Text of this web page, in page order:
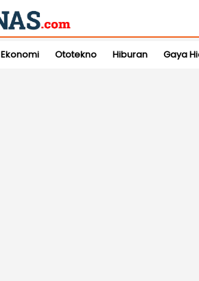
Ekonomi Ototekno Hiburan Gaya